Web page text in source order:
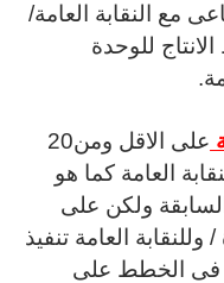
مع النقابة العامة/
للوحدة
على الاقل ومن20
العامة كما هو
ولكن على
العامة تنفيذ
فى الخطط على